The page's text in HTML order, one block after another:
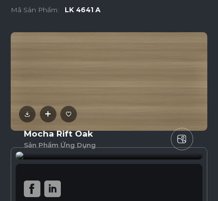
Mã Sản Phẩm: LK 4641 A
Mocha Rift Oak
Sản Phẩm Ứng Dụng